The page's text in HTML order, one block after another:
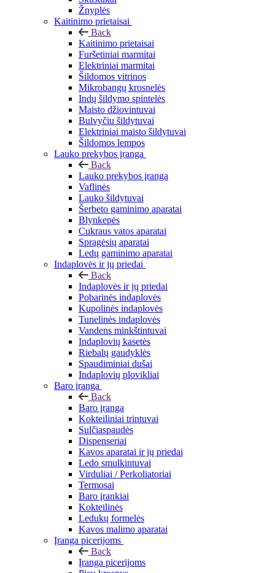
Žnyplės
Kaitinimo prietaisai
Back
Kaitinimo prietaisai
Furšetiniai marmitai
Elektriniai marmitai
Šildomos vitrinos
Mikrobangų krosnelės
Indų šildymo spintelės
Maisto džiovintuvai
Bulvyčiu šildytuvai
Elektriniai maisto šildytuvai
Šildomos lempos
Lauko prekybos įranga
Back
Lauko prekybos įranga
Vaflinės
Lauko šildytuvai
Šerbeto gaminimo aparatai
Blynkepės
Cukraus vatos aparatai
Spragėsių aparatai
Ledų gaminimo aparatai
Indaplovės ir jų priedai
Back
Indaplovės ir jų priedai
Pobarinės indaplovės
Kupolinės indaplovės
Tunelinės indaplovės
Vandens minkštintuvai
Indaplovių kasetės
Riebalų gaudyklės
Spaudiminiai dušai
Indaplovių plovikliai
Baro įranga
Back
Baro įranga
Kokteiliniai trintuvai
Sulčiaspaudės
Dispenseriai
Kavos aparatai ir jų priedai
Ledo smulkintuvai
Virduliai / Perkoliatoriai
Termosai
Baro įrankiai
Kokteilinės
Ledukų formelės
Kavos malimo aparatai
Įranga picerijoms
Back
Įranga picerijoms